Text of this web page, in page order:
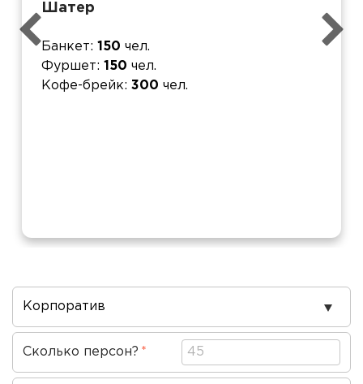
Шатер
Банкет 150 чел.
Фуршет
150 чел.
Кофе-брейк
300 чел.
Повод
проведения
Сколько персон?